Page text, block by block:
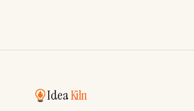
IdeaKiln